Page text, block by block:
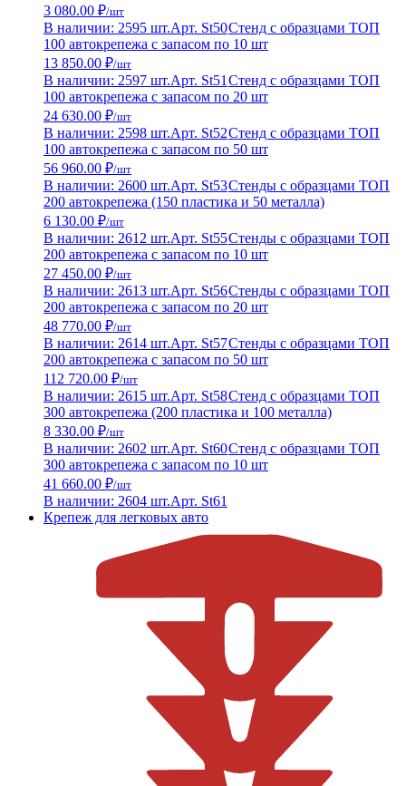
3 080.00 ₽/шт
В наличии: 2595 шт.Арт. St50Стенд с образцами ТОП
100 автокрепежа с запасом по 10 шт
13 850.00 ₽/шт
В наличии: 2597 шт.Арт. St51 Стенд с образцами ТОП
100 автокрепежа с запасом по 20 шт
24 630.00 ₽/шт
В наличии: 2598 шт.Арт. St52Стенд с образцами ТОП
100 автокрепежа с запасом по 50 шт
56 960.00 ₽/шт
В наличии: 2600 шт.Арт. St53Стенды с образцами ТОП
200 автокрепежа (150 пластика и 50 металла)
6 130.00 ₽/шт
В наличии: 2612 шт.Арт. St55Стенды с образцами ТОП
200 автокрепежа с запасом по 10 шт
27 450.00 ₽/шт
В наличии: 2613 шт.Арт. St56Стенды с образцами ТОП
200 автокрепежа с запасом по 20 шт
48 770.00 ₽/шт
В наличии: 2614 шт.Арт. St57Стенды с образцами ТОП
200 автокрепежа с запасом по 50 шт
112 720.00 ₽/шт
В наличии: 2615 шт.Арт. St58Стенд с образцами ТОП
300 автокрепежа (200 пластика и 100 металла)
8 330.00 ₽/шт
В наличии: 2602 шт.Арт. St60Стенд с образцами ТОП
300 автокрепежа с запасом по 10 шт
41 660.00 ₽/шт
В наличии: 2604 шт.Арт. St61
Крепеж для легковых авто